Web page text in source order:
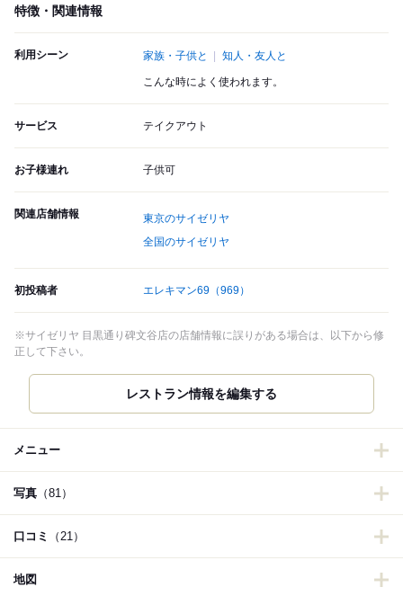
特徴・関連情報
利用シーン 家族・子供と 知人・友人と
こんな時によく使われます。
サービス テイクアウト
お子様連れ 子供可
関連店舗情報
東京のサイゼリヤ
全国のサイゼリヤ
初投稿者 エレキマン69 （969）
※サイゼリヤ 目黒通り碑文谷店の店舗情報に誤りがある場合は、以下から修
正して下さい。
レストラン情報を編集する
メニュー
写真 （81）
口コミ （21）
地図